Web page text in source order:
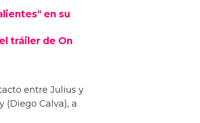
en su
tráiler de On
entre Julius y
(Diego Calva), a